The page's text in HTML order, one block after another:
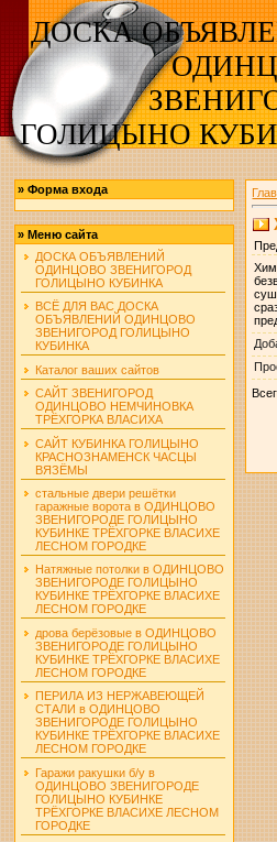
ДОСКА
ГОЛИЦЫНО
»Форма входа
»Меню сайта
ДОСКА ОБЪЯВЛЕНИЙ
ОДИНЦОВО ЗВЕНИГОРОД
ГОЛИЦЫНО КУБИНКА
ВСЁ ДЛЯ ВАС ДОСКА
ОБЪЯВЛЕНИЙ ОДИНЦОВО
ЗВЕНИГОРОД ГОЛИЦЫНО
КУБИНКА
Каталог ваших сайтов
САЙТ ЗВЕНИГОРОД
ОДИНЦОВО НЕМЧИНОВКА
ТРЁХГОРКА ВЛАСИХА
САЙТ КУБИНКА ГОЛИЦЫНО
КРАСНОЗНАМЕНСК ЧАСЦЫ
ВЯЗЁМЫ
стальные двери решётки
гаражные ворота в ОДИНЦОВО
ЗВЕНИГОРОДЕ ГОЛИЦЫНО
КУБИНКЕ ТРЁХГОРКЕ ВЛАСИХЕ
ЛЕСНОМ ГОРОДКЕ
Натяжные потолки в ОДИНЦОВО
ЗВЕНИГОРОДЕ ГОЛИЦЫНО
КУБИНКЕ ТРЁХГОРКЕ ВЛАСИХЕ
ЛЕСНОМ ГОРОДКЕ
дрова берёзовые в ОДИНЦОВО
ЗВЕНИГОРОДЕ ГОЛИЦЫНО
КУБИНКЕ ТРЁХГОРКЕ ВЛАСИХЕ
ЛЕСНОМ ГОРОДКЕ
ПЕРИЛА ИЗ НЕРЖАВЕЮЩЕЙ
СТАЛИ в ОДИНЦОВО
ЗВЕНИГОРОДЕ ГОЛИЦЫНО
КУБИНКЕ ТРЁХГОРКЕ ВЛАСИХЕ
ЛЕСНОМ ГОРОДКЕ
Гаражи ракушки б/у в
ОДИНЦОВО ЗВЕНИГОРОДЕ
ГОЛИЦЫНО КУБИНКЕ
ТРЁХГОРКЕ ВЛАСИХЕ ЛЕСНОМ
ГОРОДКЕ